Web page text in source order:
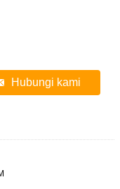
Hubungi kami